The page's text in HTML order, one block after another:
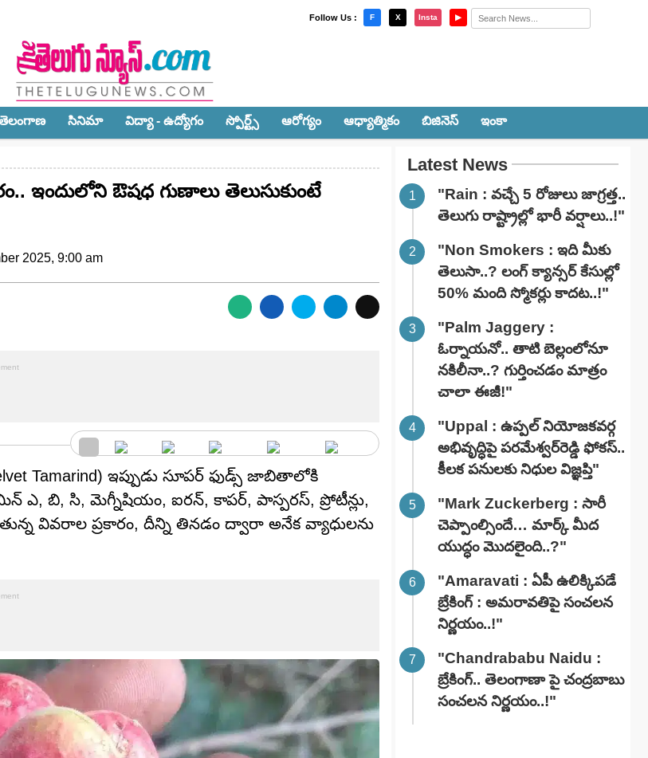
Follow Us : F X Insta ▶
సినిమా విద్యా - ఉద్యోగం స్పోర్ట్స్‌ ఆరోగ్యం ఆధ్యాత్మికం బిజినెస్ ఇంకా
ఇందులోని ఔషధ గుణాలు తెలుసుకుంటే
2025, 9:00 am
Tamarind) ఇప్పుడు సూపర్ ఫుడ్స్ జాబితాలోకి
ఎ, బి, సి, మెగ్నీషియం, ఐరన్, కాపర్, పాస్పరస్, ప్రోటీన్లు,
వివరాల ప్రకారం, దీన్ని తినడం ద్వారా అనేక వ్యాధులను
Latest News
"Rain : వచ్చే 5 రోజులు జాగ్రత్త..
తెలుగు రాష్ట్రాల్లో భారీ వ‌ర్షాలు..!"
"Non Smokers : ఇది మీకు
తెలుసా..? లంగ్ క్యాన్సర్ కేసుల్లో
50% మంది స్మోకర్లు కాదట..!"
"Palm Jaggery :
ఓర్నాయనో.. తాటి బెల్లంలోనూ
నకిలీనా..? గుర్తించడం మాత్రం
చాలా ఈజీ!"
"Uppal : ఉప్పల్ నియోజకవర్గ
అభివృద్ధిపై పరమేశ్వర్‌రెడ్డి ఫోకస్..
కీలక పనులకు నిధుల విజ్ఞప్తి"
"Mark Zuckerberg : సారీ
చెప్పాంల్సిందే… మార్క్ మీద
యుద్ధం మొదలైంది..?"
"Amaravati : ఏపీ ఉలిక్కిపడే
బ్రేకింగ్ : అమరావతిపై సంచలన
నిర్ణయం..!"
"Chandrababu Naidu :
బ్రేకింగ్.. తెలంగాణా పై చంద్రబాబు
సంచలన నిర్ణయం..!"